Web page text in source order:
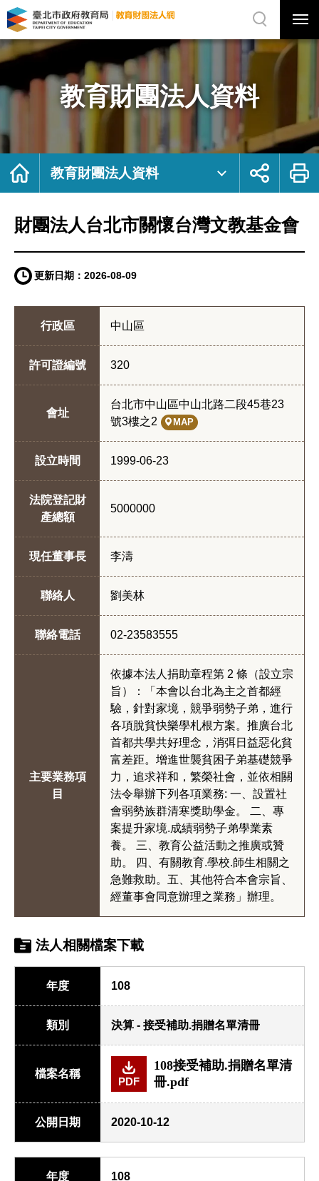
財
團
人
市
關
基
｜
府
網
站
選
選
單
關
網
站
尋
教育財團法人資料
首
教育財團法人資料
展
鈕
列
財團法人台北市關懷台灣文教基金會
更新日期： 2026-08-09
行政區 中山區
許可證編號 320
會址
台北市中山區中山北路二段45巷23
號3樓之2
MAP
設立時間 1999-06-23
法院登記財
產總額
5000000
現任董事長 李濤
聯絡人 劉美林
聯絡電話 02-23583555
主要業務項
目
依據本法人捐助章程第 2 條（設立宗
旨）：「本會以台北為主之首都經
驗，針對家境，競爭弱勢子弟，進行
各項脫貧快樂學札根方案。推廣台北
首都共學共好理念，消弭日益惡化貧
富差距。增進世襲貧困子弟基礎競爭
力，追求祥和，繁榮社會，並依相關
法令舉辦下列各項業務: 一、設置社
會弱勢族群清寒獎助學金。 二、專
案提升家境.成績弱勢子弟學業素
養。 三、教育公益活動之推廣或贊
助。 四、有關教育.學校.師生相關之
急難救助。五、其他符合本會宗旨、
經董事會同意辦理之業務」辦理。
法人相關檔案下載
年度 108
類別 決算 - 接受補助.捐贈名單清冊
檔案名稱
PDF
108接受補助.捐贈名單清
冊.pdf
公開日期 2020-10-12
年度 108